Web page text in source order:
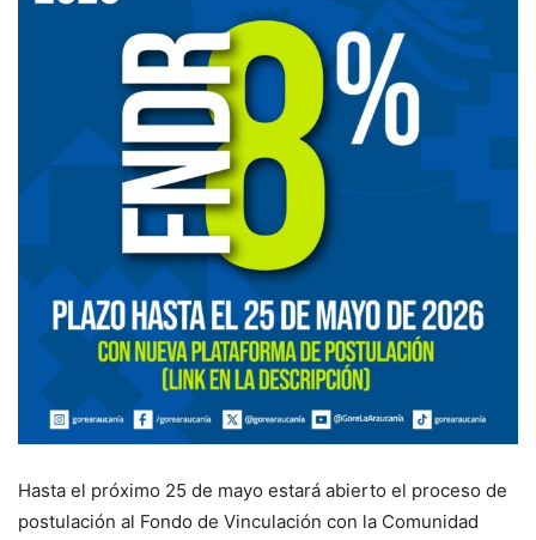
Hasta el próximo 25 de mayo estará abierto el proceso de
postulación al Fondo de Vinculación con la Comunidad